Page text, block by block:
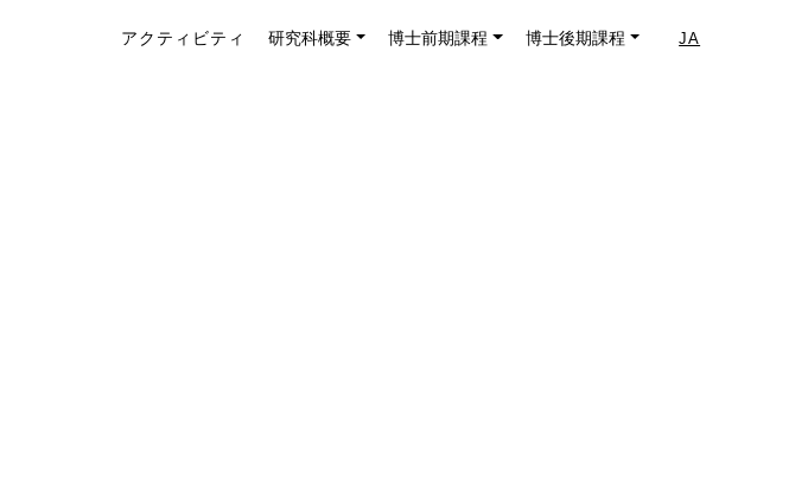
アクティビティ 研究科概要 博士前期課程 博士後期課程 JA